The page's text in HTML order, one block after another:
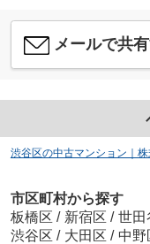
メールで共
渋谷区の中古マンション｜
市区町村から探す
板橋区 / 新宿区 / 世田
渋谷区 / 大田区 / 中野